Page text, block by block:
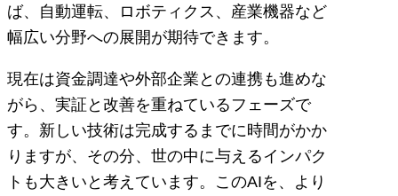
ば、自動運転、ロボティクス、産業機器など
幅広い分野への展開が期待できます。
現在は資金調達や外部企業との連携も進めな
がら、実証と改善を重ねているフェーズで
す。新しい技術は完成するまでに時間がかか
りますが、その分、世の中に与えるインパク
トも大きいと考えています。このAIを、より